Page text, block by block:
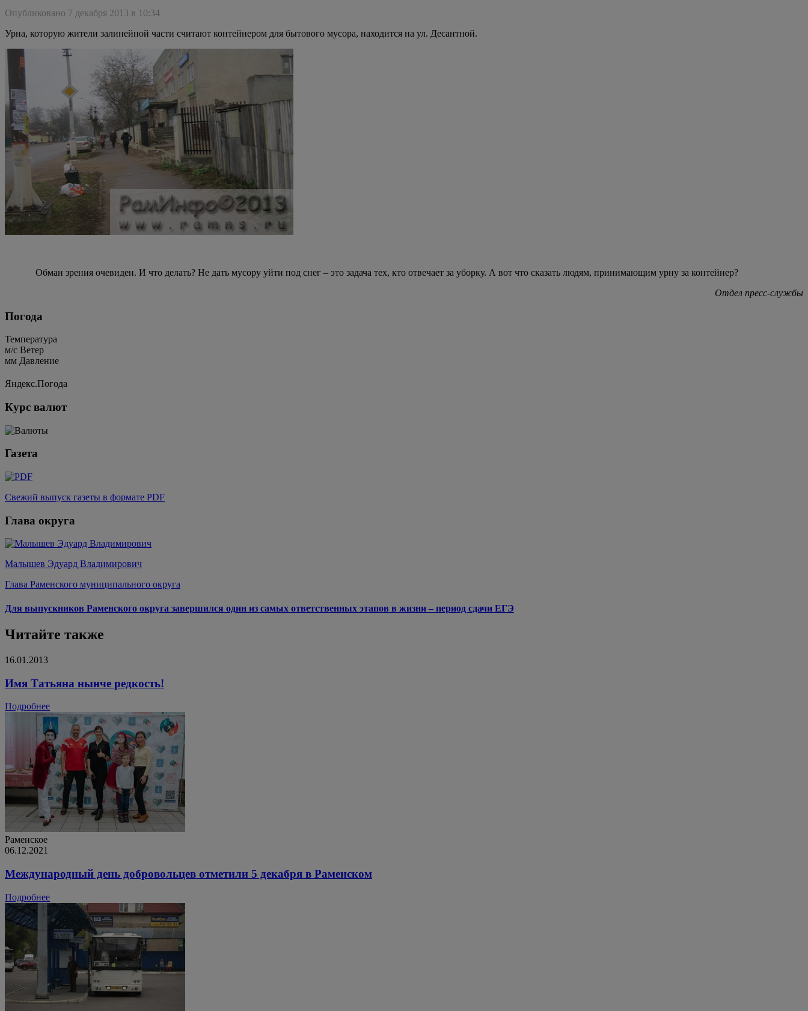
Опубликовано 7 декабря 2013 в 10:34
Урна, которую жители залинейной части считают контейнером для бытового мусора, находится на ул. Десантной.
Обман зрения очевиден. И что делать? Не дать мусору уйти под снег – это задача тех, кто отвечает за уборку. А вот что сказать людям, принимающим урну за контейнер?
Отдел пресс-службы
Погода
Температура
м/c Ветер
мм Давление
Яндекс.Погода
Курс валют
Газета
Свежий выпуск газеты в формате PDF
Глава округа
Малышев Эдуард Владимирович
Глава Раменского муниципального округа
Для выпускников Раменского округа завершился один из самых ответственных этапов в жизни – период сдачи ЕГЭ
Читайте также
16.01.2013
Имя Татьяна нынче редкость!
Подробнее
Раменское
06.12.2021
Международный день добровольцев отметили 5 декабря в Раменском
Подробнее